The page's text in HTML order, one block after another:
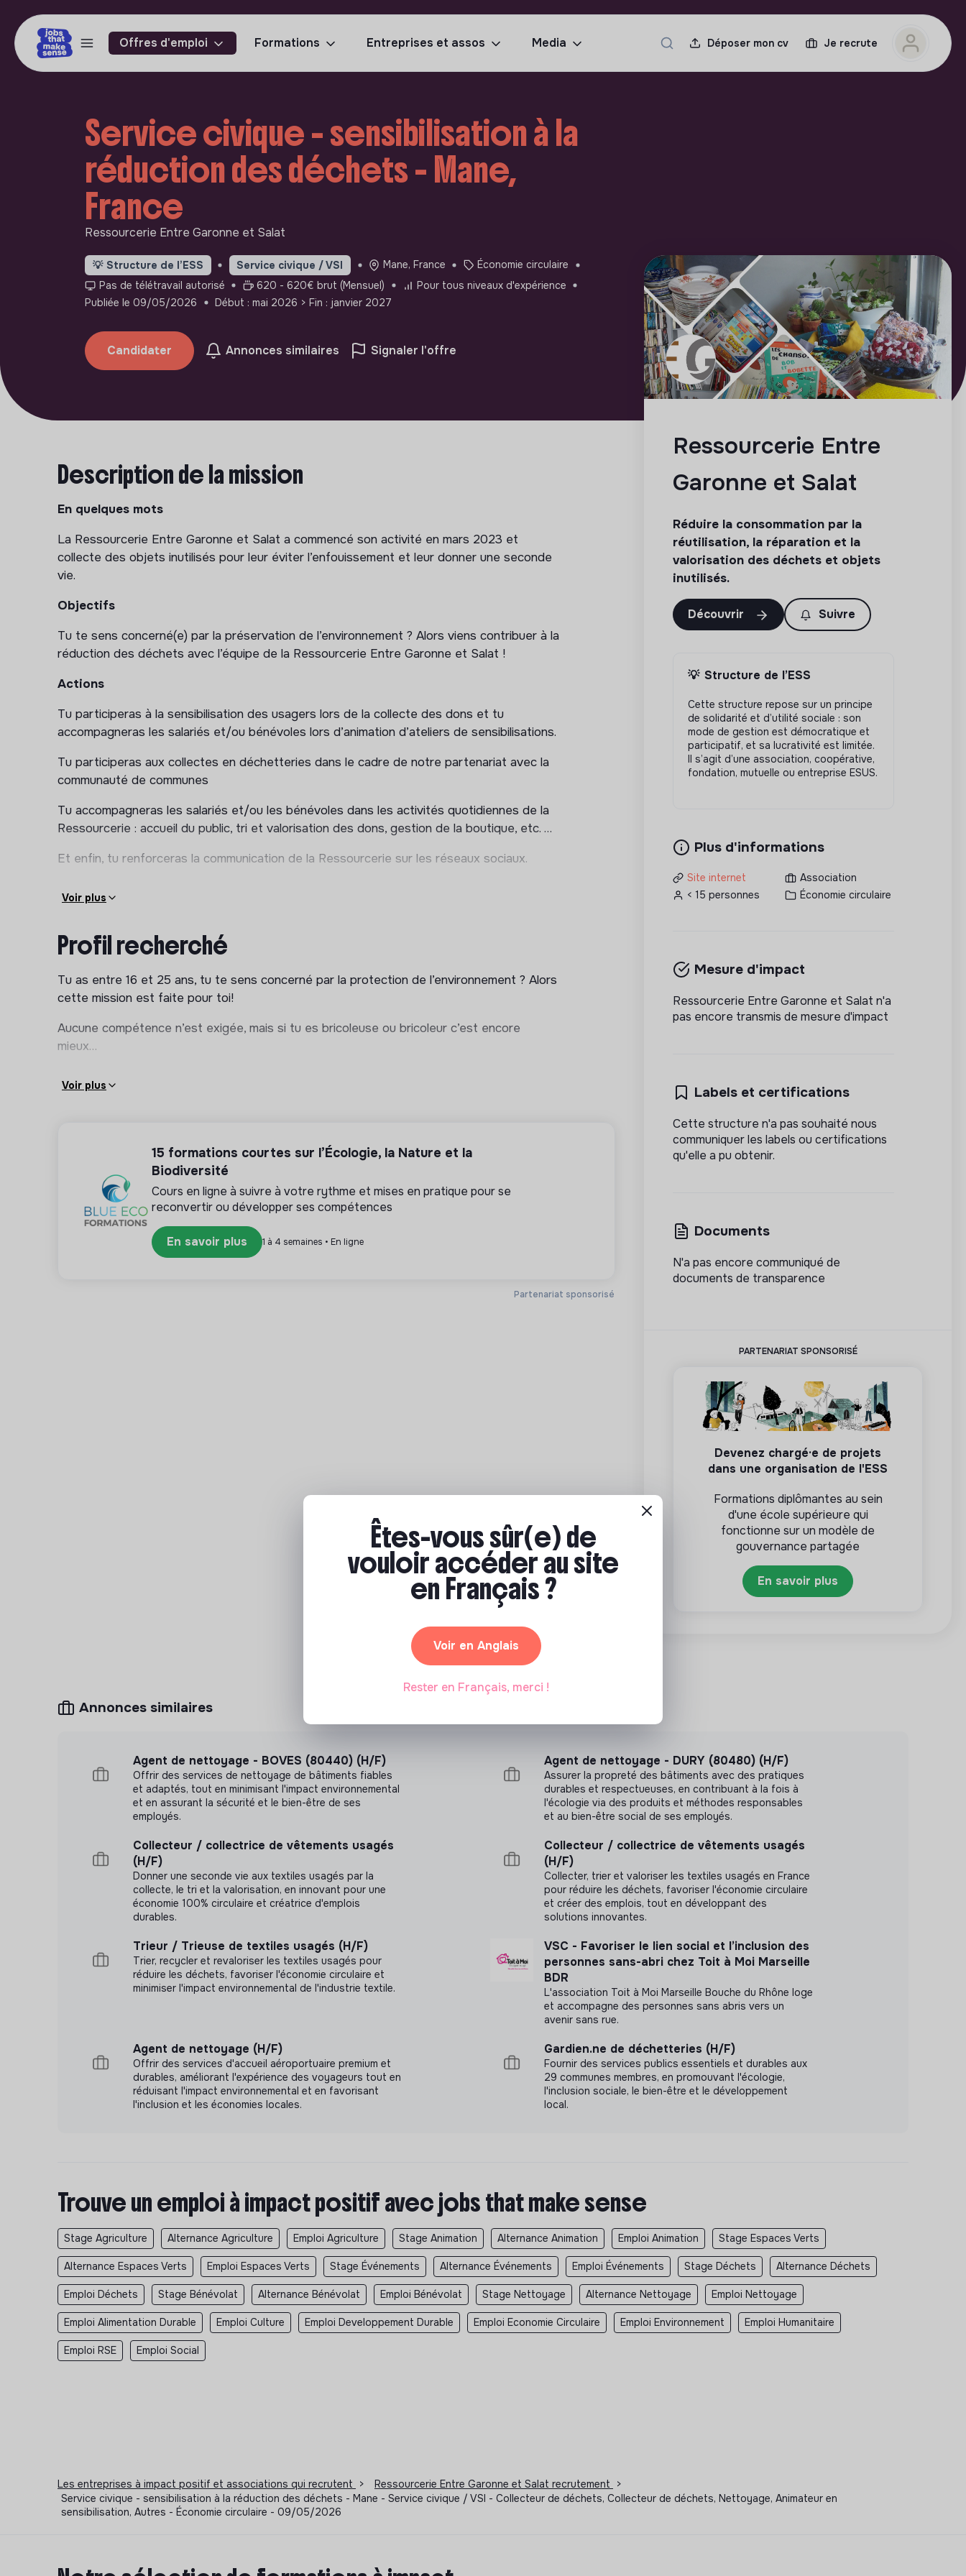
Offres d'emploi Formations Entreprises et assos Media Déposer mon cv Je recrute
Service civique - sensibilisation à la
réduction des déchets - Mane,
France
Ressourcerie Entre Garonne et Salat
💡 Structure de l’ESS Service civique / VSI Mane, France
Économie circulaire
Pas de télétravail autorisé
620 - 620€ brut (Mensuel)
Pour tous niveaux d'expérience
Publiée le 09/05/2026
Début : mai 2026 > Fin : janvier 2027
Candidater Annonces similaires Signaler l'offre
Description de la mission
En quelques mots
La Ressourcerie Entre Garonne et Salat a commencé son activité en mars 2023 et
collecte des objets inutilisés pour leur éviter l’enfouissement et leur donner une seconde
vie.
Objectifs
Tu te sens concerné(e) par la préservation de l’environnement ? Alors viens contribuer à la
réduction des déchets avec l’équipe de la Ressourcerie Entre Garonne et Salat !
Actions
Tu participeras à la sensibilisation des usagers lors de la collecte des dons et tu
accompagneras les salariés et/ou bénévoles lors d’animation d’ateliers de sensibilisations.
Tu participeras aux collectes en déchetteries dans le cadre de notre partenariat avec la
communauté de communes
Tu accompagneras les salariés et/ou les bénévoles dans les activités quotidiennes de la
Ressourcerie : accueil du public, tri et valorisation des dons, gestion de la boutique, etc. …
Et enfin, tu renforceras la communication de la Ressourcerie sur les réseaux sociaux.
Voir plus
Profil recherché
Tu as entre 16 et 25 ans, tu te sens concerné par la protection de l’environnement ? Alors
cette mission est faite pour toi!
Aucune compétence n’est exigée, mais si tu es bricoleuse ou bricoleur c’est encore
mieux…
Voir plus
Partenariat sponsorisé
15 formations courtes sur l’Écologie, la Nature et la
Biodiversité
Cours en ligne à suivre à votre rythme et mises en pratique pour se
reconvertir ou développer ses compétences
En savoir plus 1 à 4 semaines • En ligne
Ressourcerie Entre
Garonne et Salat
Réduire la consommation par la
réutilisation, la réparation et la
valorisation des déchets et objets
inutilisés.
Découvrir Suivre
💡 Structure de l’ESS
Cette structure repose sur un principe
de solidarité et d’utilité sociale : son
mode de gestion est démocratique et
participatif, et sa lucrativité est limitée.
Il s’agit d’une association, coopérative,
fondation, mutuelle ou entreprise ESUS.
Plus d'informations
Site internet
Association
< 15 personnes
Économie circulaire
Mesure d'impact
Ressourcerie Entre Garonne et Salat n'a
pas encore transmis de mesure d'impact
Labels et certifications
Cette structure n'a pas souhaité nous
communiquer les labels ou certifications
qu'elle a pu obtenir.
Documents
N'a pas encore communiqué de
documents de transparence
PARTENARIAT SPONSORISÉ
Devenez chargé·e de projets
dans une organisation de l'ESS
Formations diplômantes au sein
d'une école supérieure qui
fonctionne sur un modèle de
gouvernance partagée
En savoir plus
Annonces similaires
Agent de nettoyage - BOVES (80440) (H/F)
Offrir des services de nettoyage de bâtiments fiables
et adaptés, tout en minimisant l'impact environnemental
et en assurant la sécurité et le bien-être de ses
employés.
Agent de nettoyage - DURY (80480) (H/F)
Assurer la propreté des bâtiments avec des pratiques
durables et respectueuses, en contribuant à la fois à
l'écologie via des produits et méthodes responsables
et au bien-être social de ses employés.
Collecteur / collectrice de vêtements usagés
(H/F)
Donner une seconde vie aux textiles usagés par la
collecte, le tri et la valorisation, en innovant pour une
économie 100% circulaire et créatrice d'emplois
durables.
Collecteur / collectrice de vêtements usagés
(H/F)
Collecter, trier et valoriser les textiles usagés en France
pour réduire les déchets, favoriser l'économie circulaire
et créer des emplois, tout en développant des
solutions innovantes.
Trieur / Trieuse de textiles usagés (H/F)
Trier, recycler et revaloriser les textiles usagés pour
réduire les déchets, favoriser l'économie circulaire et
minimiser l'impact environnemental de l'industrie textile.
VSC - Favoriser le lien social et l’inclusion des
personnes sans-abri chez Toit à Moi Marseille
BDR
L'association Toit à Moi Marseille Bouche du Rhône loge
et accompagne des personnes sans abris vers un
avenir sans rue.
Agent de nettoyage (H/F)
Offrir des services d'accueil aéroportuaire premium et
durables, améliorant l'expérience des voyageurs tout en
réduisant l'impact environnemental et en favorisant
l'inclusion et les économies locales.
Gardien.ne de déchetteries (H/F)
Fournir des services publics essentiels et durables aux
29 communes membres, en promouvant l'écologie,
l'inclusion sociale, le bien-être et le développement
local.
Trouve un emploi à impact positif avec jobs that make sense
Stage Agriculture Alternance Agriculture Emploi Agriculture Stage Animation Alternance Animation Emploi Animation Stage Espaces Verts
Alternance Espaces Verts Emploi Espaces Verts Stage Événements Alternance Événements Emploi Événements Stage Déchets Alternance Déchets
Emploi Déchets Stage Bénévolat Alternance Bénévolat Emploi Bénévolat Stage Nettoyage Alternance Nettoyage Emploi Nettoyage
Emploi Alimentation Durable Emploi Culture Emploi Developpement Durable Emploi Economie Circulaire Emploi Environnement Emploi Humanitaire
Emploi RSE Emploi Social
Les entreprises à impact positif et associations qui recrutent > Ressourcerie Entre Garonne et Salat recrutement
>
Service civique - sensibilisation à la réduction des déchets - Mane - Service civique / VSI - Collecteur de déchets, Collecteur de déchets, Nettoyage, Animateur en
sensibilisation, Autres - Économie circulaire - 09/05/2026
Êtes-vous sûr(e) de
vouloir accéder au site
en Français ?
Voir en Anglais
Rester en Français, merci !